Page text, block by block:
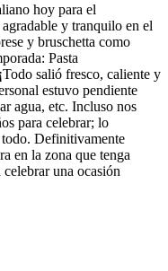
hoy para el
y tranquilo en el
y bruschetta como
Pasta
salió fresco, caliente y
estuvo pendiente
agua, etc. Incluso nos
para celebrar; lo
Definitivamente
en la zona que tenga
una ocasión